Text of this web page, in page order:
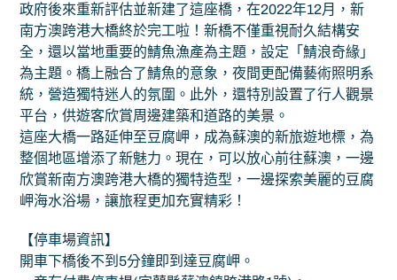
政府後來重新評估並新建了這座橋，在2022年12月，新
南方澳跨港大橋終於完工啦！新橋不僅重視耐久結構安
全，還以當地重要的鯖魚漁產為主題，設定「鯖浪奇緣」
為主題。橋上融合了鯖魚的意象，夜間更配備藝術照明系
統，營造獨特迷人的氛圍。此外，還特別設置了行人觀景
平台，供遊客欣賞周邊建築和道路的美景。
這座大橋一路延伸至豆腐岬，成為蘇澳的新旅遊地標，為
整個地區增添了新魅力。現在，可以放心前往蘇澳，一邊
欣賞新南方澳跨港大橋的獨特造型，一邊探索美麗的豆腐
岬海水浴場，讓旅程更加充實精彩！
【停車場資訊】
開車下橋後不到5分鐘即到達豆腐岬。